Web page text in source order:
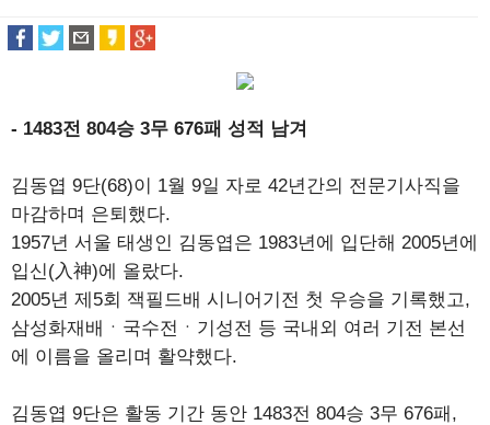
- 1483전 804승 3무 676패 성적 남겨
김동엽 9단(68)이 1월 9일 자로 42년간의 전문기사직을
마감하며 은퇴했다.
1957년 서울 태생인 김동엽은 1983년에 입단해 2005년에
입신(入神)에 올랐다.
2005년 제5회 잭필드배 시니어기전 첫 우승을 기록했고,
삼성화재배ㆍ국수전ㆍ기성전 등 국내외 여러 기전 본선
에 이름을 올리며 활약했다.
김동엽 9단은 활동 기간 동안 1483전 804승 3무 676패,